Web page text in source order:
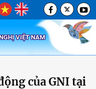
VIỆT NAM
của GNI tại